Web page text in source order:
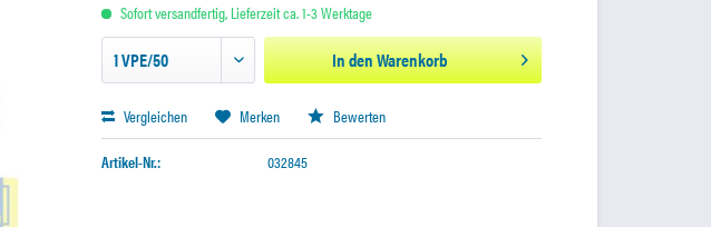
Sofort versandfertig, Lieferzeit ca. 1-3 Werktage
In denWarenkorb
Vergleichen Merken Bewerten
Artikel-Nr.: 032845